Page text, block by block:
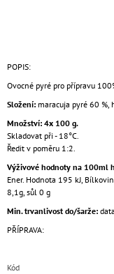
POPIS:
Ovocné pyré pro přípravu
Složení: maracuja pyré 60 %,
Množství: 4x 100 g.
Skladovat při - 18°C.
Ředit v poměru 1:2.
Výživové hodnoty na 100ml
Ener. Hodnota 195 kJ,
8,1g, sůl 0 g
Min. trvanlivost do/šarže:
PŘÍPRAVA:
Kód